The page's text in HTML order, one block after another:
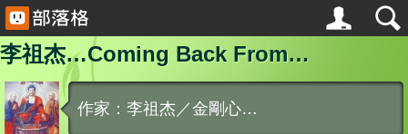
李祖杰…Coming Back From…
作家：李祖杰／金剛心…